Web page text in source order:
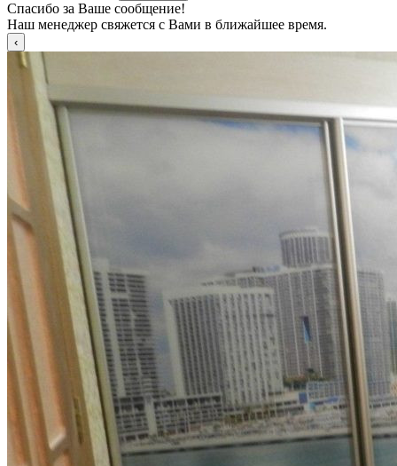
Спасибо за Ваше сообщение!
Наш менеджер свяжется с Вами в ближайшее время.